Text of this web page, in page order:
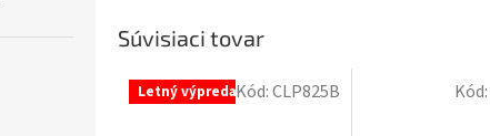
Súvisiaci tovar
Letný výpredajKód:CLP825B Kód: